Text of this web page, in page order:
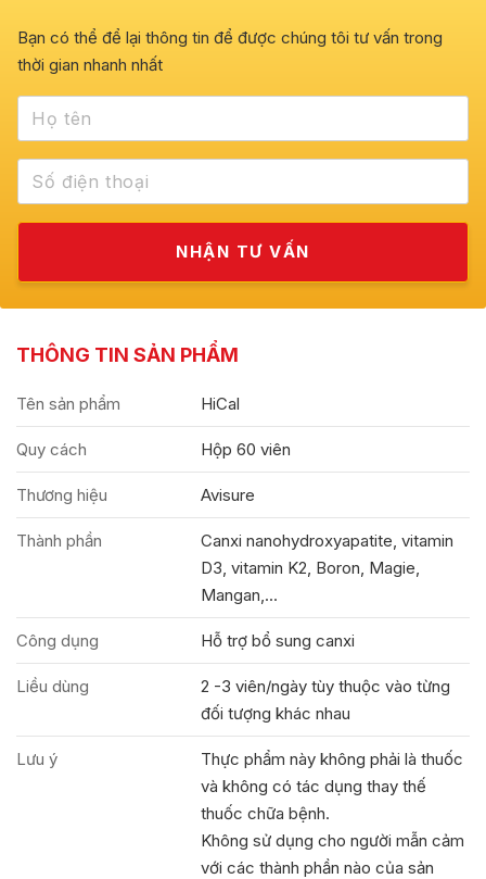
Bạn có thể để lại thông tin để được chúng tôi tư vấn trong
thời gian nhanh nhất
THÔNG TIN SẢN PHẨM
Tên sản phẩm HiCal
Quy cách Hộp 60 viên
Thương hiệu Avisure
Thành phần
Canxi nanohydroxyapatite, vitamin
D3, vitamin K2, Boron, Magie,
Mangan,...
Công dụng Hỗ trợ bổ sung canxi
Liều dùng
2 -3 viên/ngày tùy thuộc vào từng
đối tượng khác nhau
Lưu ý
Thực phẩm này không phải là thuốc
và không có tác dụng thay thế
thuốc chữa bệnh.
Không sử dụng cho người mẫn cảm
với các thành phần nào của sản